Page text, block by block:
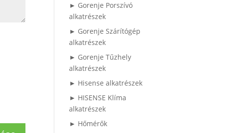
► Gorenje Porszívó
alkatrészek
► Gorenje Szárítógép
alkatrészek
► Gorenje Tűzhely
alkatrészek
► Hisense alkatrészek
► HISENSE Klíma
alkatrészek
► Hőmérők